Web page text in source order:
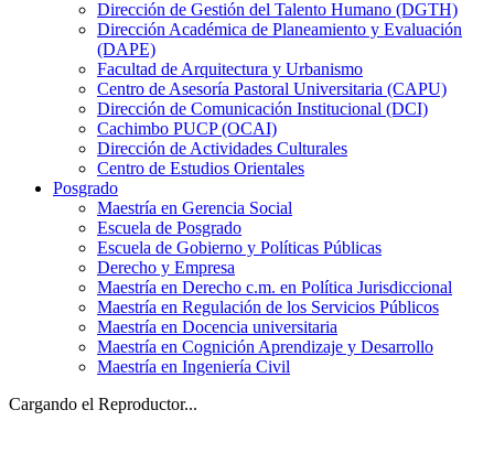
Dirección de Gestión del Talento Humano (DGTH)
Dirección Académica de Planeamiento y Evaluación
(DAPE)
Facultad de Arquitectura y Urbanismo
Centro de Asesoría Pastoral Universitaria (CAPU)
Dirección de Comunicación Institucional (DCI)
Cachimbo PUCP (OCAI)
Dirección de Actividades Culturales
Centro de Estudios Orientales
Posgrado
Maestría en Gerencia Social
Escuela de Posgrado
Escuela de Gobierno y Políticas Públicas
Derecho y Empresa
Maestría en Derecho c.m. en Política Jurisdiccional
Maestría en Regulación de los Servicios Públicos
Maestría en Docencia universitaria
Maestría en Cognición Aprendizaje y Desarrollo
Maestría en Ingeniería Civil
Cargando el Reproductor...